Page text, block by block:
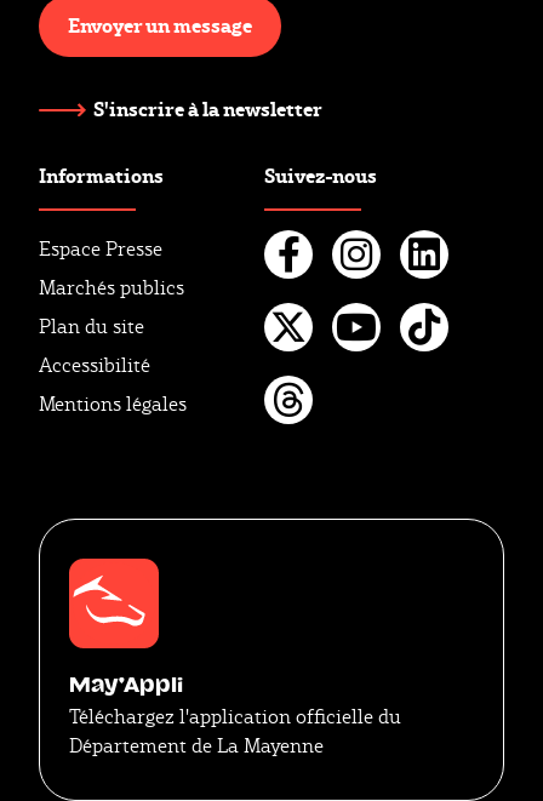
Envoyer un message
S'inscrire à la newsletter
Informations
Espace Presse
Marchés publics
Plan du site
Accessibilité
Mentions légales
Suivez-nous
Facebook
Twitter
May'Appli
Téléchargez l'application officielle du
Département de La Mayenne